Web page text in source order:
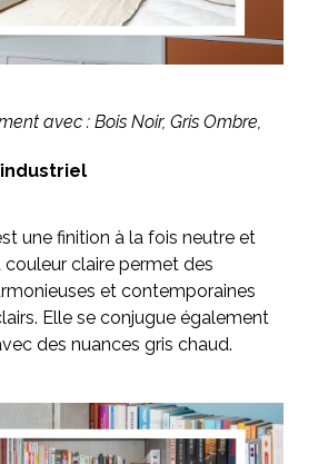
avec : Bois Noir, Gris Ombre,
une finition à la fois neutre et
couleur claire permet des
et contemporaines
Elle se conjugue également
des nuances gris chaud.